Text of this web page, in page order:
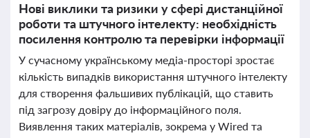
Нові виклики та ризики у сфері дистанційної
роботи та штучного інтелекту: необхідність
посилення контролю та перевірки інформації
У сучасному українському медіа-просторі зростає
кількість випадків використання штучного інтелекту
для створення фальшивих публікацій, що ставить
під загрозу довіру до інформаційного поля.
Виявлення таких матеріалів, зокрема у Wired та